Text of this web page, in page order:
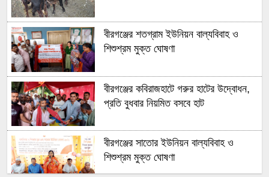
বীরগঞ্জের শতগ্রাম ইউনিয়ন বাল্যবিবাহ ও
শিশুশ্রম মুক্ত ঘোষণা
বীরগঞ্জের কবিরাজহাটে গরুর হাটের উদ্বোধন,
প্রতি বুধবার নিয়মিত বসবে হাট
বীরগঞ্জের সাতোর ইউনিয়ন বাল্যবিবাহ ও
শিশুশ্রম মুক্ত ঘোষণা